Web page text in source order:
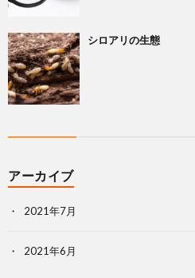
シロアリの生態
アーカイブ
2021年7月
2021年6月